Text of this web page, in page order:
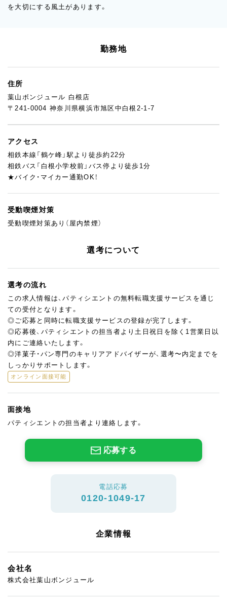
を大切にする風土があります。
勤務地
住所
葉山ボンジュール 白根店
〒241-0004 神奈川県横浜市旭区中白根2-1-7
アクセス
相鉄本線「鶴ケ峰」駅より徒歩約22分
相鉄バス「白根小学校前」バス停より徒歩1分
★バイク・マイカー通勤OK！
受動喫煙対策
受動喫煙対策あり（屋内禁煙）
選考について
選考の流れ
この求人情報は、パティシエントの無料転職支援サービスを通じ
ての受付となります。
◎ご応募と同時に転職支援サービスの登録が完了します。
◎応募後、パティシエントの担当者より土日祝日を除く1営業日以
内にご連絡いたします。
◎洋菓子・パン専門のキャリアアドバイザーが、選考〜内定までを
しっかりサポートします。
オンライン面接可能
面接地
パティシエントの担当者より連絡します。
応募する
電話応募
0120-1049-17
企業情報
会社名
株式会社葉山ボンジュール